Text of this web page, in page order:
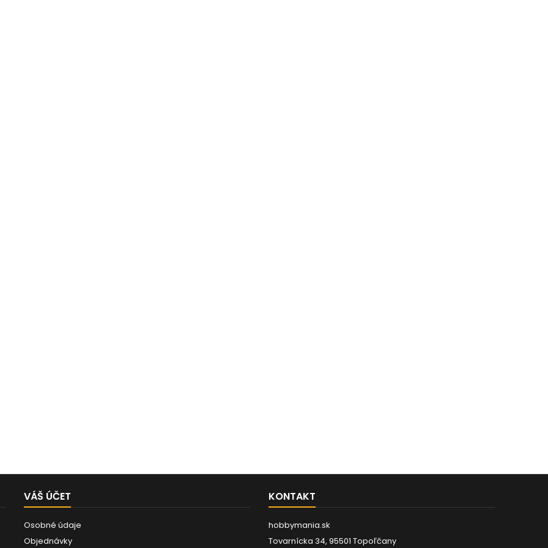
VÁŠ ÚČET
Osobné údaje
Objednávky
KONTAKT
hobbymania.sk
Tovarnícka 34, 95501 Topoľčany